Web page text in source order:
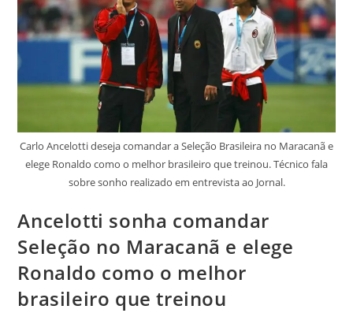
Carlo Ancelotti deseja comandar a Seleção Brasileira no Maracanã e
elege Ronaldo como o melhor brasileiro que treinou. Técnico fala
sobre sonho realizado em entrevista ao Jornal.
Ancelotti sonha comandar
Seleção no Maracanã e elege
Ronaldo como o melhor
brasileiro que treinou